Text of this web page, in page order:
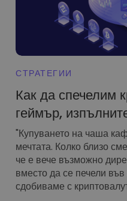
Kriptomat Портфейл
Сигурен и опростен
Инвестиционен
Печелете награди с
Трезор
Спестете криптовалута
Повтаряща се печалба
Редовно планирани
Сигнали за цените
СТРАТЕГИИ
Как да спечелим
геймър,
"Купуването на чаша
мечтата. Колко близо
че е вече възможно
вместо да се печели
сдобиваме с